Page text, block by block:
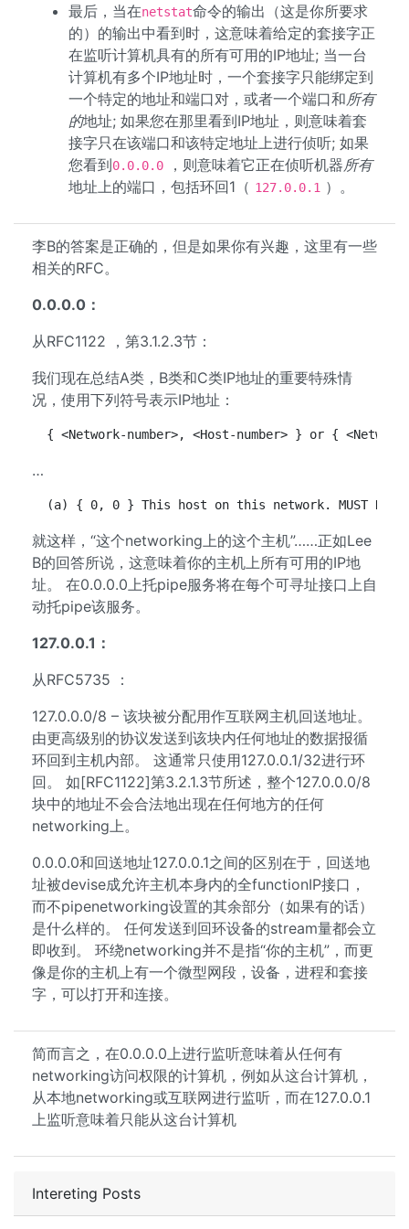
Intereting Posts
最后，当在netstat命令的输出（这是你所要求
的）的输出中看到时，这意味着给定的套接字正
在监听计算机具有的所有可用的IP地址; 当一台
计算机有多个IP地址时，一个套接字只能绑定到
一个特定的地址和端口对，或者一个端口和所有
的地址; 如果您在那里看到IP地址，则意味着套
接字只在该端口和该特定地址上进行侦听; 如果
您看到0.0.0.0 ，则意味着它正在侦听机器所有
地址上的端口，包括环回1（ 127.0.0.1 ）。
李B的答案是正确的，但是如果你有兴趣，这里有一些
相关的RFC。
0.0.0.0：
从RFC1122 ，第3.1.2.3节：
我们现在总结A类，B类和C类IP地址的重要特殊情
况，使用下列符号表示IP地址：
{ <Network-number>, <Host-number> } or {
…
(a) { 0, 0 } This host on this network. MUST
就这样，“这个networking上的这个主机”……正如Lee
B的回答所说，这意味着你的主机上所有可用的IP地
址。 在0.0.0.0上托pipe服务将在每个可寻址接口上自
动托pipe该服务。
127.0.0.1：
从RFC5735 ：
127.0.0.0/8 – 该块被分配用作互联网主机回送地址。
由更高级别的协议发送到该块内任何地址的数据报循
环回到主机内部。 这通常只使用127.0.0.1/32进行环
回。 如[RFC1122]第3.2.1.3节所述，整个127.0.0.0/8
块中的地址不会合法地出现在任何地方的任何
networking上。
0.0.0.0和回送地址127.0.0.1之间的区别在于，回送地
址被devise成允许主机本身内的全functionIP接口，
而不pipenetworking设置的其余部分（如果有的话）
是什么样的。 任何发送到回环设备的stream量都会立
即收到。 环绕networking并不是指“你的主机”，而更
像是你的主机上有一个微型网段，设备，进程和套接
字，可以打开和连接。
简而言之，在0.0.0.0上进行监听意味着从任何有
networking访问权限的计算机，例如从这台计算机，
从本地networking或互联网进行监听，而在127.0.0.1
上监听意味着只能从这台计算机